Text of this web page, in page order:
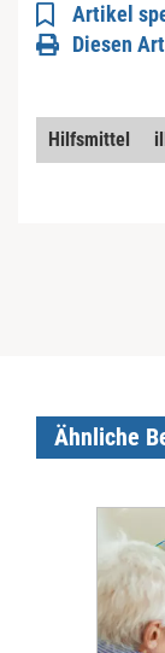
Artikel
Diesen
Hilfsmittel
Ähnliche